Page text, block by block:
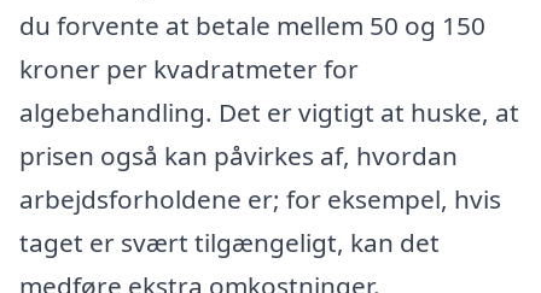
du forvente at betale mellem 50 og 150
kroner per kvadratmeter for
algebehandling. Det er vigtigt at huske, at
prisen også kan påvirkes af, hvordan
arbejdsforholdene er; for eksempel, hvis
taget er svært tilgængeligt, kan det
medføre ekstra omkostninger.